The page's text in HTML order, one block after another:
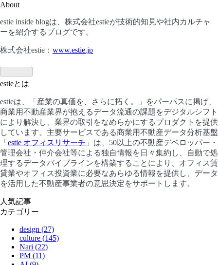
About
estie inside blogは、株式会社estieが技術的知見や社内カルチャ
ーを紹介するブログです。
株式会社estie： www.estie.jp
estieとは
estieは、「産業の真価を、さらに拓く。」をパーパスに掲げ、
商業用不動産業界が抱えるデータ流通の課題をデジタルシフト
により解決し、業界の取引をなめらかにするプロダクトを提供
しています。主要サービスである商業用不動産データ分析基盤
「 estie オフィスリサーチ 」は、50以上の不動産デベロッパー・
管理会社・仲介会社等による独自情報を日々集約し、自動で処
理するデータパイプラインを構築することにより、オフィス賃
貸業やオフィス投資業に必要なあらゆる情報を提供し、データ
を活用した不動産事業者の意思決定をサポートします。
人気記事
カテゴリー
design (27)
culture (145)
Nari (22)
PM (11)